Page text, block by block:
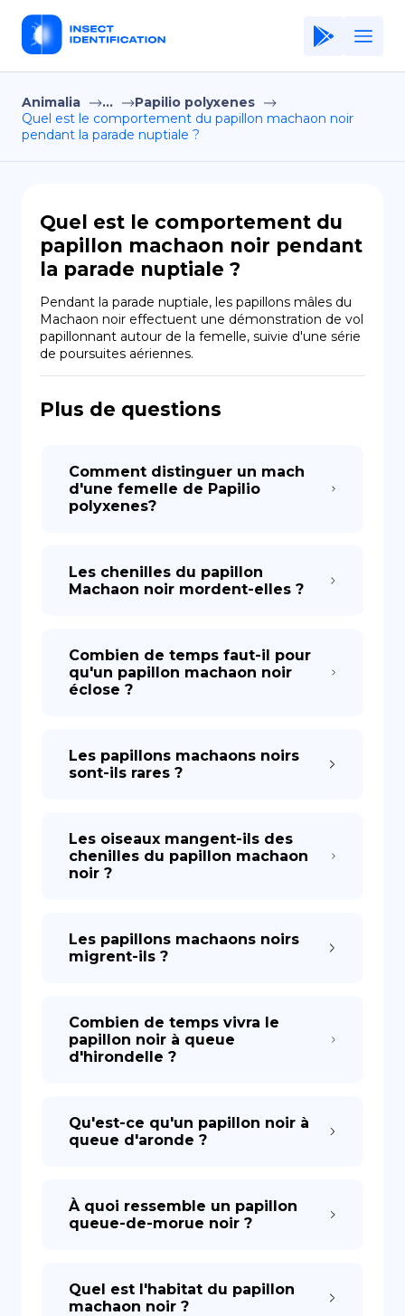
Home
Application
Privacy Policy
FR
EN
Animalia ...
Papilio polyxenes
Quel est le comportement du papillon machaon noir
pendant la parade nuptiale ?
Quel est le comportement du
papillon machaon noir pendant
la parade nuptiale ?
Pendant la parade nuptiale, les papillons mâles du
Machaon noir effectuent une démonstration de vol
papillonnant autour de la femelle, suivie d'une série
de poursuites aériennes.
Plus de questions
Comment distinguer un mach
d'une femelle de Papilio
polyxenes?
Les chenilles du papillon
Machaon noir mordent-elles ?
Combien de temps faut-il pour
qu'un papillon machaon noir
éclose ?
Les papillons machaons noirs
sont-ils rares ?
Les oiseaux mangent-ils des
chenilles du papillon machaon
noir ?
Les papillons machaons noirs
migrent-ils ?
Combien de temps vivra le
papillon noir à queue
d'hirondelle ?
Qu'est-ce qu'un papillon noir à
queue d'aronde ?
À quoi ressemble un papillon
queue-de-morue noir ?
Quel est l'habitat du papillon
machaon noir ?